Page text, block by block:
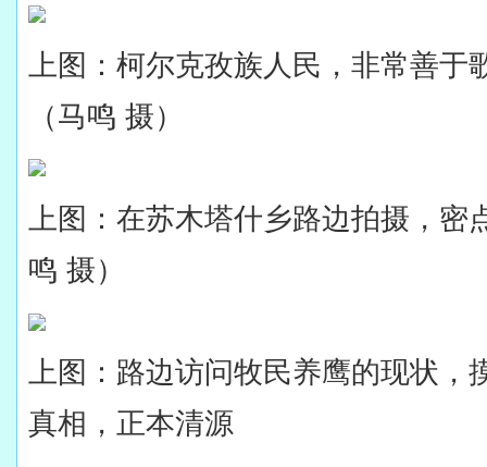
上图：柯尔克孜族人民，非常善
（马鸣 摄）
上图：在苏木塔什乡路边拍摄，密
鸣 摄）
上图：路边访问牧民养鹰的现状，
真相，正本清源